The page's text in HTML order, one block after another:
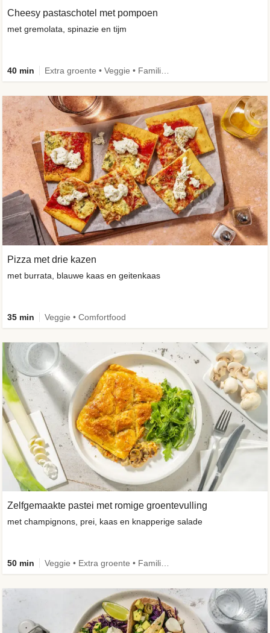
Cheesy pastaschotel met pompoen
met gremolata, spinazie en tijm
40 min
Pizza met drie kazen
met burrata, blauwe kaas en geitenkaas
35 min Veggie • Comfortfood
Zelfgemaakte pastei met romige groentevulling
met champignons, prei, kaas en knapperige salade
50 min